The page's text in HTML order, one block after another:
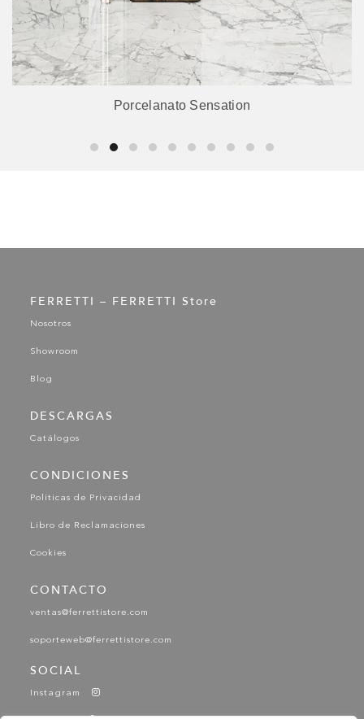
Porcelanato Sensation
FERRETTI – FERRETTI Store
Nosotros
Showroom
Blog
DESCARGAS
Catálogos
CONDICIONES
Políticas de Privacidad
Libro de Reclamaciones
Cookies
CONTACTO
ventas@ferrettistore.com
soporteweb@ferrettistore.com
SOCIAL
Instagram